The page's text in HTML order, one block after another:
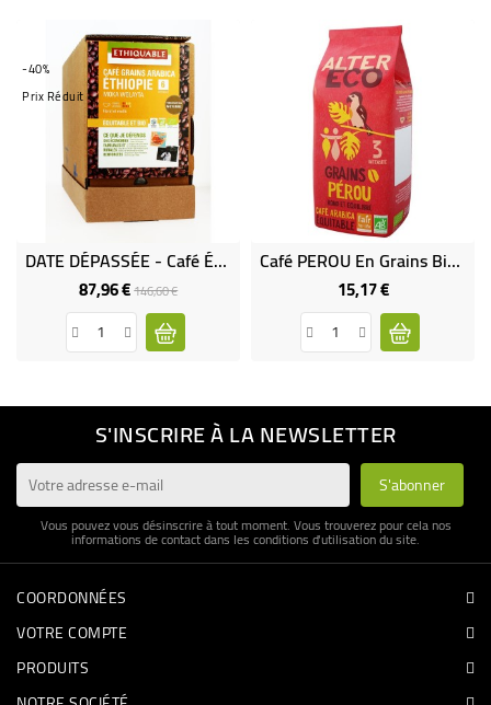
-40%
Prix Réduit
DATE DÉPASSÉE - Café Éthiopie Moka Wolayta GRAINS Bio & Équitable VRAC RHD 3.25 Kg
87,96 €Prix
de
base
146,60 €Prix
Café PEROU En Grains Bio Et Équitable 500 G
15,17 €Prix
S'INSCRIRE À LA NEWSLETTER
Vous pouvez vous désinscrire à tout moment. Vous trouverez pour cela nos
informations de contact dans les conditions d'utilisation du site.
COORDONNÉES
VOTRE COMPTE
PRODUITS